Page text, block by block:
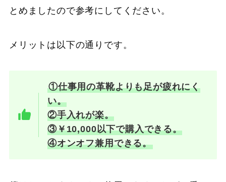
とめましたので参考にしてください。
メリットは以下の通りです。
①仕事用の革靴よりも足が疲れにく
い。
②手入れが楽。
③￥10,000以下で購入できる。
④オンオフ兼用できる。